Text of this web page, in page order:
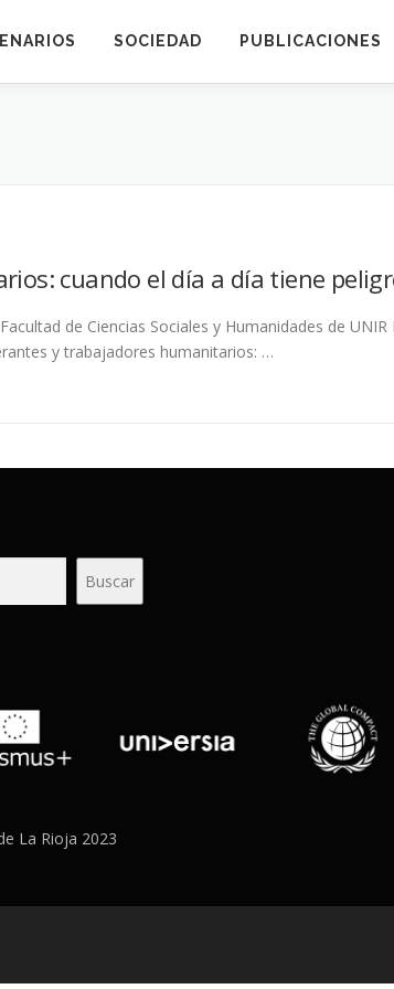
SOCIEDAD PUBLICACIONES
cuando el día a día tiene
de Ciencias Sociales y Humanidades de
y trabajadores humanitarios: …
Buscar
La Rioja 2023